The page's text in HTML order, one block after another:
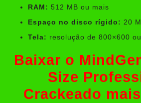
RAM: 512 MB ou mais
Espaço no disco rígido: 20
Tela: resolução de 800×600
Baixar o
Size
Crackeado